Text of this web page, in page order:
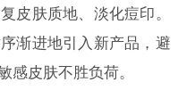
皮肤质地、淡化痘印。
渐进地引入新产品，避
感皮肤不胜负荷。